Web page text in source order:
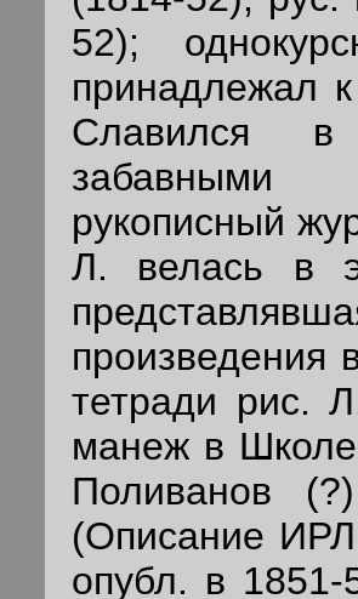
52);
принадлежал
Славился в
забавными
рукописный
Л. велась в
тетради рис.
манеж в
Поливанов
(Описание
опубл. в 1851-